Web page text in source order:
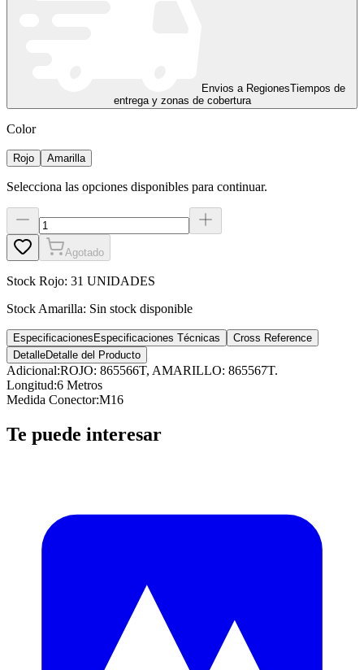
Envios a RegionesTiempos de
entrega y zonas de cobertura
Color
Rojo Amarilla
Selecciona las opciones disponibles para continuar.
Agotado
Stock Rojo: 31 UNIDADES
Stock Amarilla: Sin stock disponible
Especificaciones Especificaciones Técnicas
Cross Reference
DetalleDetalle del Producto
Adicional:ROJO: 865566T, AMARILLO: 865567T.
Longitud:6 Metros
Medida Conector:M16
Te puede interesar